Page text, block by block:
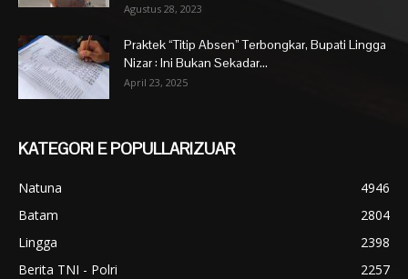
Agustus 28, 2023
Praktek “Titip Absen” Terbongkar, Bupati Lingga
Nizar : Ini Bukan Sekadar...
April 23, 2025
KATEGORI E POPULLARIZUAR
Natuna
4946
Batam
2804
Lingga
2398
Berita TNI - Polri
2257